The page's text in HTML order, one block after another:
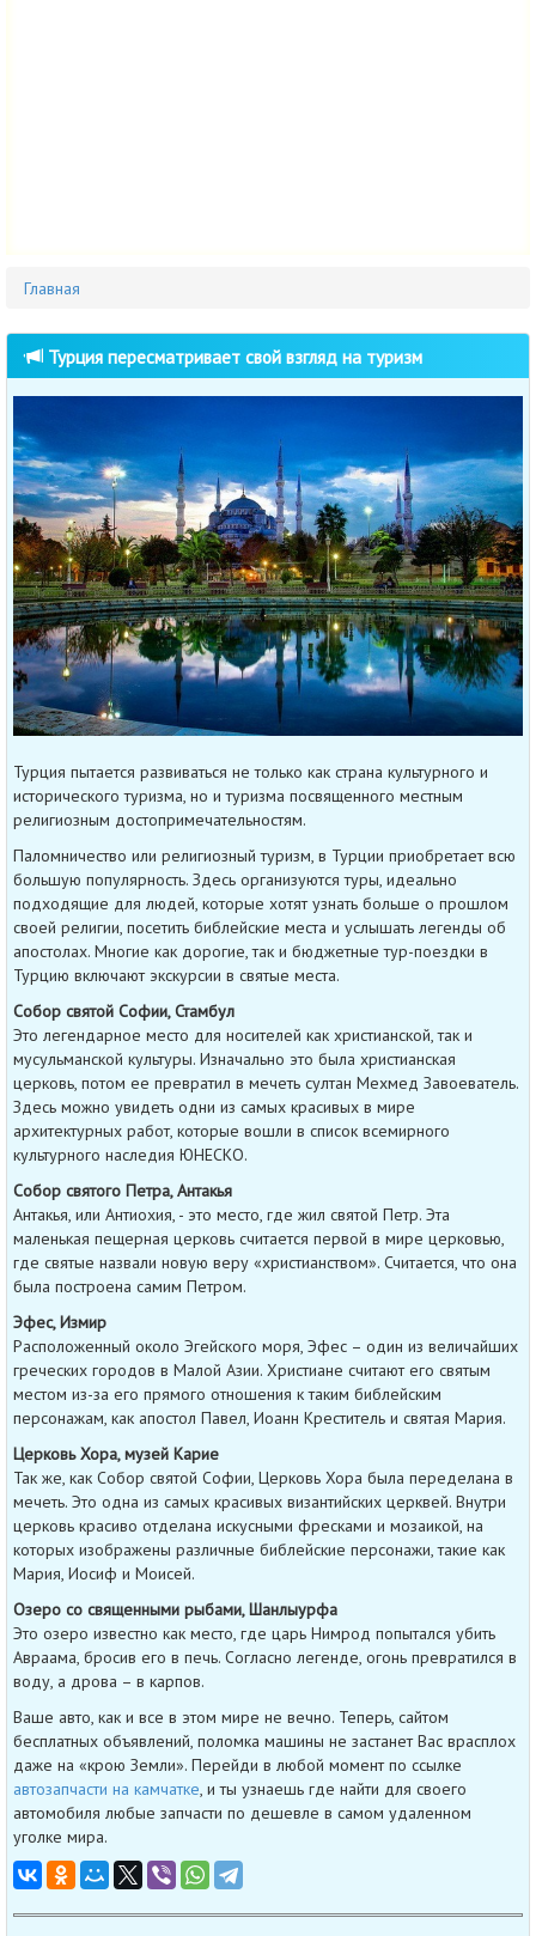
Главная
Турция пересматривает свой взгляд на туризм
Турция пытается развиваться не только как страна культурного и
исторического туризма, но и туризма посвященного местным
религиозным достопримечательностям.
Паломничество или религиозный туризм, в Турции приобретает всю
большую популярность. Здесь организуются туры, идеально
подходящие для людей, которые хотят узнать больше о прошлом
своей религии, посетить библейские места и услышать легенды об
апостолах. Многие как дорогие, так и бюджетные тур-поездки в
Турцию включают экскурсии в святые места.
Собор святой Софии, Стамбул
Это легендарное место для носителей как христианской, так и
мусульманской культуры. Изначально это была христианская
церковь, потом ее превратил в мечеть султан Мехмед Завоеватель.
Здесь можно увидеть одни из самых красивых в мире
архитектурных работ, которые вошли в список всемирного
культурного наследия ЮНЕСКО.
Собор святого Петра, Антакья
Антакья, или Антиохия, - это место, где жил святой Петр. Эта
маленькая пещерная церковь считается первой в мире церковью,
где святые назвали новую веру «христианством». Считается, что она
была построена самим Петром.
Эфес, Измир
Расположенный около Эгейского моря, Эфес – один из величайших
греческих городов в Малой Азии. Христиане считают его святым
местом из-за его прямого отношения к таким библейским
персонажам, как апостол Павел, Иоанн Креститель и святая Мария.
Церковь Хора, музей Карие
Так же, как Собор святой Софии, Церковь Хора была переделана в
мечеть. Это одна из самых красивых византийских церквей. Внутри
церковь красиво отделана искусными фресками и мозаикой, на
которых изображены различные библейские персонажи, такие как
Мария, Иосиф и Моисей.
Озеро со священными рыбами, Шанлыурфа
Это озеро известно как место, где царь Нимрод попытался убить
Авраама, бросив его в печь. Согласно легенде, огонь превратился в
воду, а дрова – в карпов.
Ваше авто, как и все в этом мире не вечно. Теперь, сайтом
бесплатных объявлений, поломка машины не застанет Вас врасплох
даже на «крою Земли». Перейди в любой момент по ссылке
автозапчасти на камчатке, и ты узнаешь где найти для своего
автомобиля любые запчасти по дешевле в самом удаленном
уголке мира.